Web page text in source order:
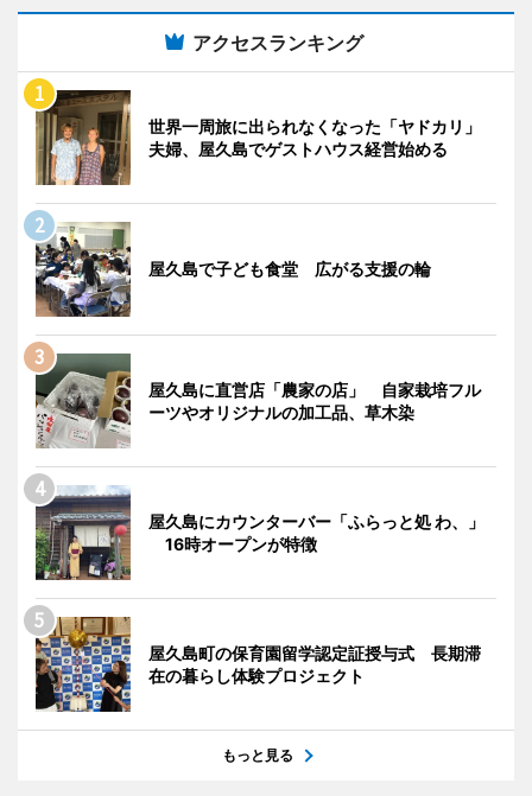
アクセスランキング
世界一周旅に出られなくなった「ヤドカリ」
夫婦、屋久島でゲストハウス経営始める
屋久島で子ども食堂 広がる支援の輪
屋久島に直営店「農家の店」 自家栽培フル
ーツやオリジナルの加工品、草木染
屋久島にカウンターバー「ふらっと処 わ、」
16時オープンが特徴
屋久島町の保育園留学認定証授与式 長期滞
在の暮らし体験プロジェクト
もっと見る